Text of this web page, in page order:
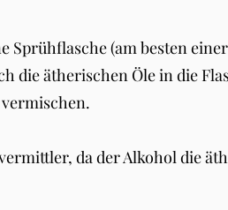
Sprühflasche (am besten einer
die ätherischen Öle in die
da der Alkohol die